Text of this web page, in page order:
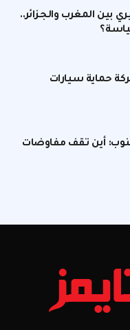
بين المغرب والجزائر..
حماية سيارات
أين تقف مفاوضات